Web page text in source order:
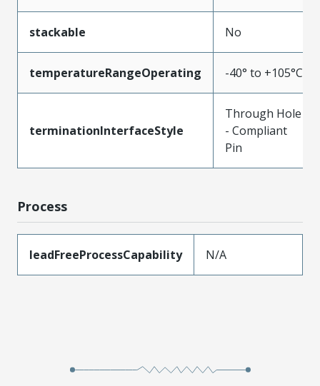
stackable No
temperatureRangeOperating -40° to +105°C
terminationInterfaceStyle
Through Hole
- Compliant
Pin
Process
leadFreeProcessCapability N/A